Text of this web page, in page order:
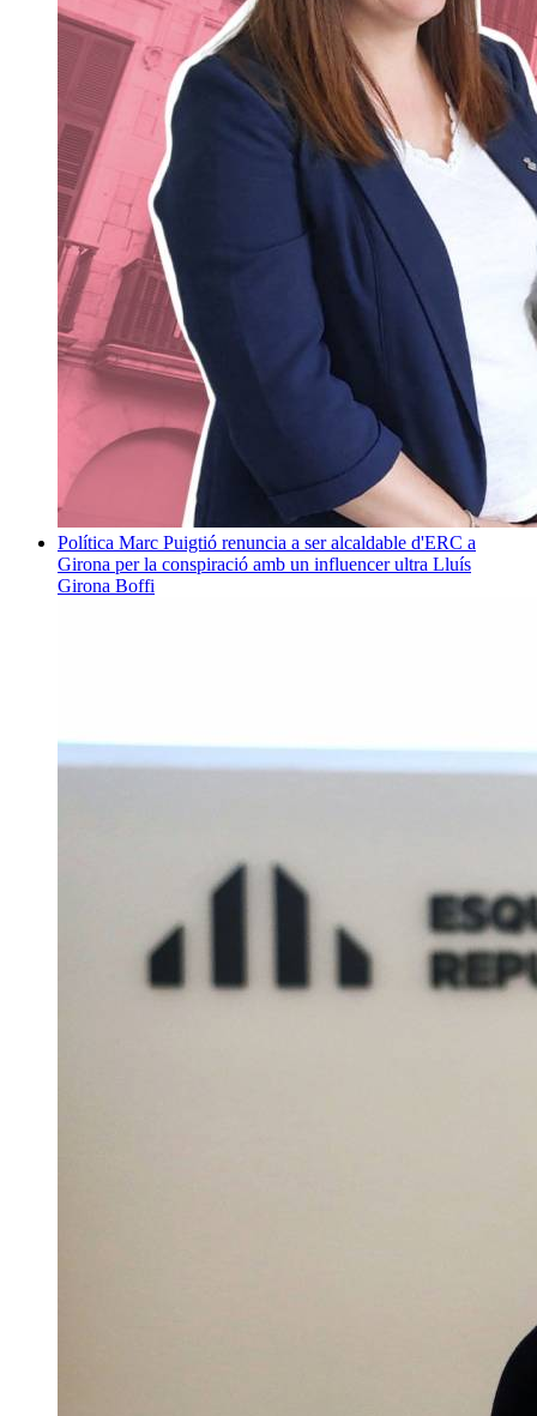
Política Marc Puigtió renuncia a ser alcaldable d'ERC a
Girona per la conspiració amb un influencer ultra Lluís
Girona Boffi